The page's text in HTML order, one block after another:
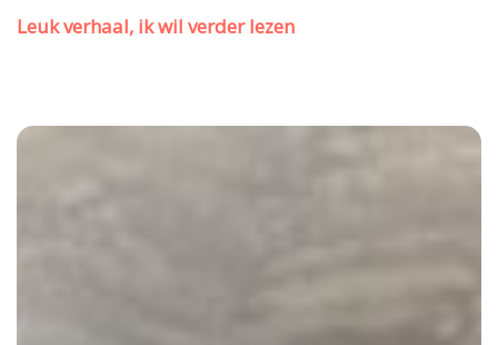
Leuk verhaal, ik wil verder lezen